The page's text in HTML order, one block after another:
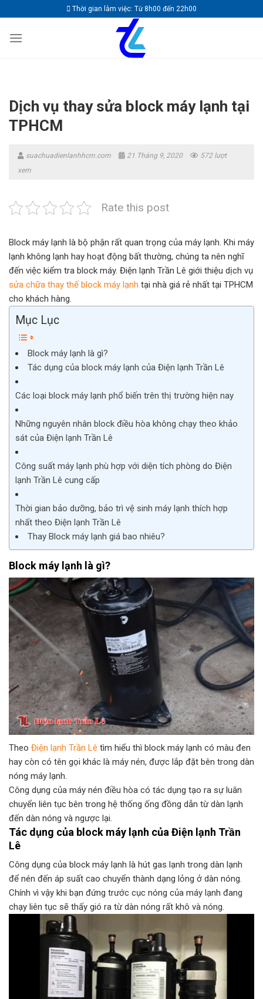
to
content
Thời gian làm việc: Từ 8h00 đến 22h00
Dịch vụ thay sửa block máy lạnh tại
TPHCM
suachuadienlanhhcm.com 21 Tháng 9, 2020
572 lượt
xem
Rate this post
Block máy lạnh là bộ phận rất quan trọng của máy lạnh. Khi máy
lạnh không lạnh hay hoạt động bất thường, chúng ta nên nghĩ
đến việc kiểm tra block máy. Điện lạnh Trần Lê giới thiệu dịch vụ
sửa chữa thay thế block máy lạnh tại nhà giá rẻ nhất tại TPHCM
cho khách hàng.
Mục Lục
Block máy lạnh là gì?
Tác dụng của block máy lạnh của Điện lạnh Trần Lê
Các loại block máy lạnh phổ biến trên thị trường hiện nay
Những nguyên nhân block điều hòa không chạy theo khảo
sát của Điện lạnh Trần Lê
Công suất máy lạnh phù hợp với diện tích phòng do Điện
lạnh Trần Lê cung cấp
Thời gian bảo dưỡng, bảo trì vệ sinh máy lạnh thích hợp
nhất theo Điện lạnh Trần Lê
Thay Block máy lạnh giá bao nhiêu?
Block máy lạnh là gì?
Theo Điện lạnh Trần Lê tìm hiểu thì block máy lạnh có màu đen
hay còn có tên gọi khác là máy nén, được lắp đặt bên trong dàn
nóng máy lạnh.
Công dụng của máy nén điều hòa có tác dụng tạo ra sự luân
chuyển liên tục bên trong hệ thống ống đồng dẫn từ dàn lạnh
đến dàn nóng và ngược lại.
Tác dụng của block máy lạnh của Điện lạnh Trần
Lê
Công dụng của block máy lạnh là hút gas lạnh trong dàn lạnh
để nén đến áp suất cao chuyển thành dạng lỏng ở dàn nóng.
Chính vì vậy khi bạn đứng trước cục nóng của máy lạnh đang
chạy liên tục sẽ thấy gió ra từ dàn nóng rất khô và nóng.